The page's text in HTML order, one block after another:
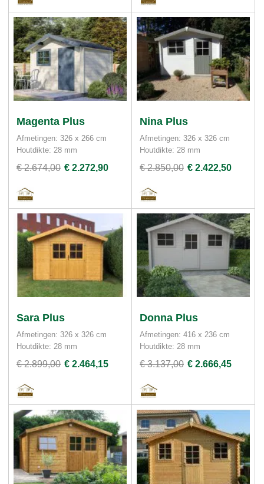
Magenta Plus
Afmetingen: 326 x 266 cm
Houtdikte: 28 mm
€ 2.674,00 € 2.272,90
Nina Plus
Afmetingen: 326 x 326 cm
Houtdikte: 28 mm
€ 2.850,00 € 2.422,50
Sara Plus
Afmetingen: 326 x 326 cm
Houtdikte: 28 mm
€ 2.899,00 € 2.464,15
Donna Plus
Afmetingen: 416 x 236 cm
Houtdikte: 28 mm
€ 3.137,00 € 2.666,45